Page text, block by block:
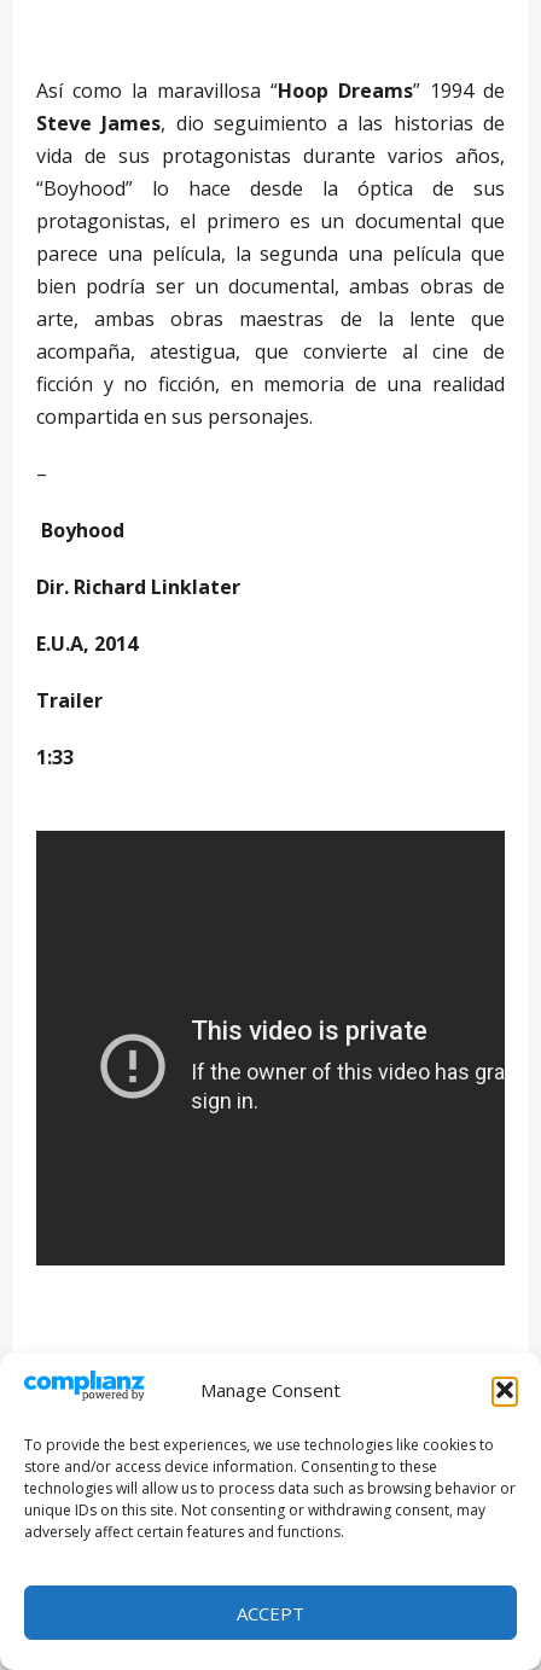
Manage Consent
To provide the best experiences, we use technologies like cookies to
store and/or access device information. Consenting to these
technologies will allow us to process data such as browsing behavior or
unique IDs on this site. Not consenting or withdrawing consent, may
adversely affect certain features and functions.
ACCEPT
Así como la maravillosa “Hoop Dreams” 1994 de
Steve James, dio seguimiento a las historias de
vida de sus protagonistas durante varios años,
“Boyhood” lo hace desde la óptica de sus
protagonistas, el primero es un documental que
parece una película, la segunda una película que
bien podría ser un documental, ambas obras de
arte, ambas obras maestras de la lente que
acompaña, atestigua, que convierte al cine de
ficción y no ficción, en memoria de una realidad
compartida en sus personajes.
–
Boyhood
Dir. Richard Linklater
E.U.A, 2014
Trailer
1:33
http://boyhoodmovie.tumblr.com/